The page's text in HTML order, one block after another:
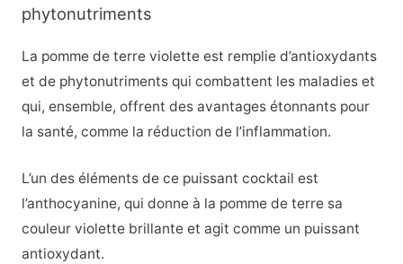
phytonutriments
La pomme de terre violette est remplie d’antioxydants
et de phytonutriments qui combattent les maladies et
qui, ensemble, offrent des avantages étonnants pour
la santé, comme la réduction de l’inflammation.
L’un des éléments de ce puissant cocktail est
l’anthocyanine, qui donne à la pomme de terre sa
couleur violette brillante et agit comme un puissant
antioxydant.